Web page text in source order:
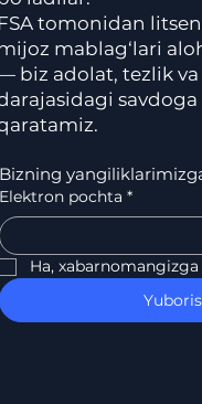
FSA tomonidan
mablag‘lari
biz adolat, tezlik
savdoga
Bizning
Elektron pochta *
Ha,